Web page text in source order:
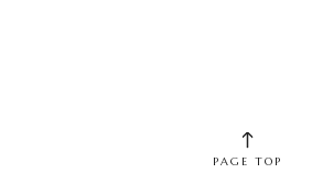
PAGE TOP